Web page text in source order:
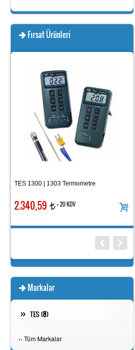
Fırsat Ürünleri
6.596,21
Markalar
TES (8)
›› Tüm Markalar